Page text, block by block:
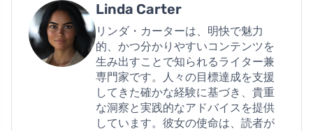
Linda Carter
リンダ・カーターは、明快で魅力
的、かつ分かりやすいコンテンツを
生み出すことで知られるライター兼
専門家です。人々の目標達成を支援
してきた確かな経験に基づき、貴重
な洞察と実践的なアドバイスを提供
しています。彼女の使命は、読者が